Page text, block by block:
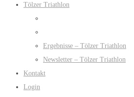
Tölzer Triathlon
Ergebnisse – Tölzer Triathlon
Newsletter – Tölzer Triathlon
Kontakt
Login